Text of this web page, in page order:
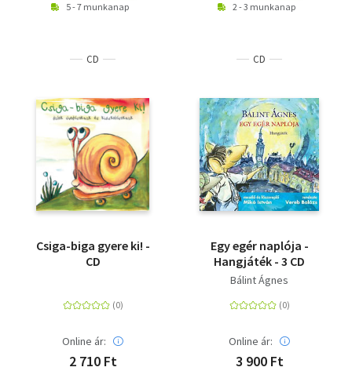
5 - 7 munkanap 2 - 3 munkanap
CD
Csiga-biga gyere ki! -
CD
Online ár:
2 710 Ft
CD
Egy egér naplója -
Hangjáték - 3 CD
Bálint Ágnes
Online ár:
3 900 Ft